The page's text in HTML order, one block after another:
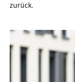
zurück.